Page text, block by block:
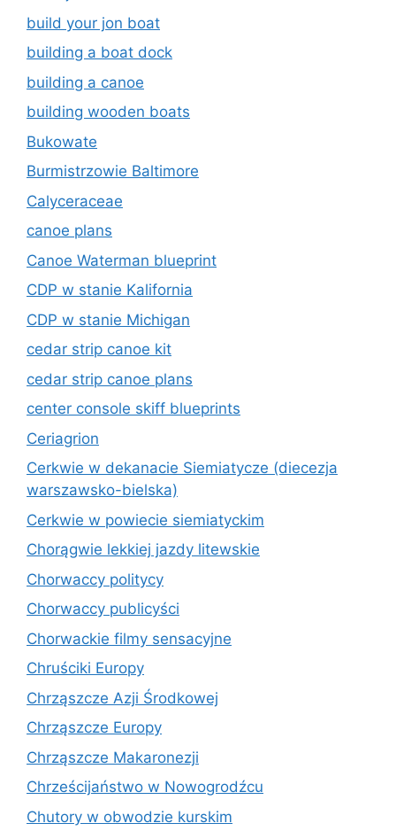
build your jon boat
building a boat dock
building a canoe
building wooden boats
Bukowate
Burmistrzowie Baltimore
Calyceraceae
canoe plans
Canoe Waterman blueprint
CDP w stanie Kalifornia
CDP w stanie Michigan
cedar strip canoe kit
cedar strip canoe plans
center console skiff blueprints
Ceriagrion
Cerkwie w dekanacie Siemiatycze (diecezja
warszawsko-bielska)
Cerkwie w powiecie siemiatyckim
Chorągwie lekkiej jazdy litewskie
Chorwaccy politycy
Chorwaccy publicyści
Chorwackie filmy sensacyjne
Chruściki Europy
Chrząszcze Azji Środkowej
Chrząszcze Europy
Chrząszcze Makaronezji
Chrześcijaństwo w Nowogrodźcu
Chutory w obwodzie kurskim